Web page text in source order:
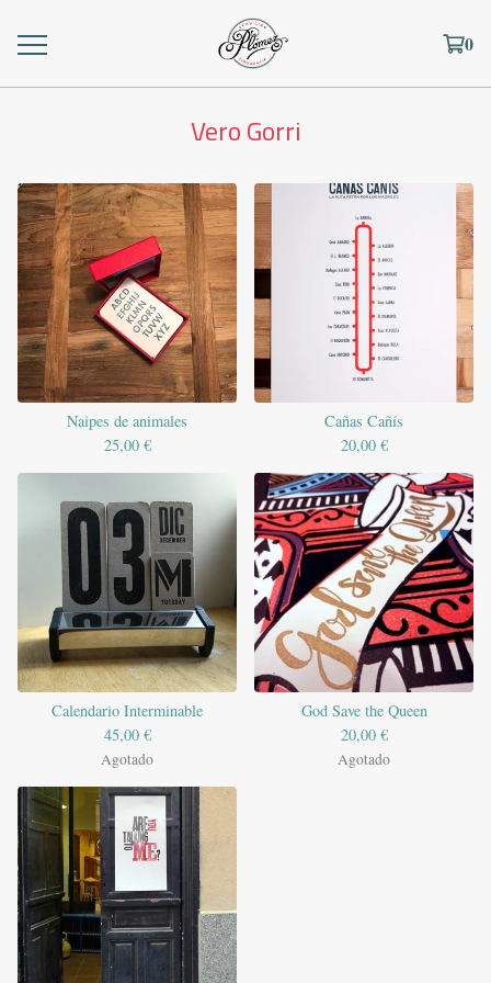
0
Vero Gorri
Naipes de animales
25,00 €
Cañas Cañís
20,00 €
Calendario Interminable
45,00 €
Agotado
God Save the Queen
20,00 €
Agotado